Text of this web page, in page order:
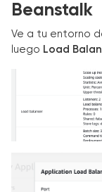
Beanstalk
Ve a tu entorno
luego Load